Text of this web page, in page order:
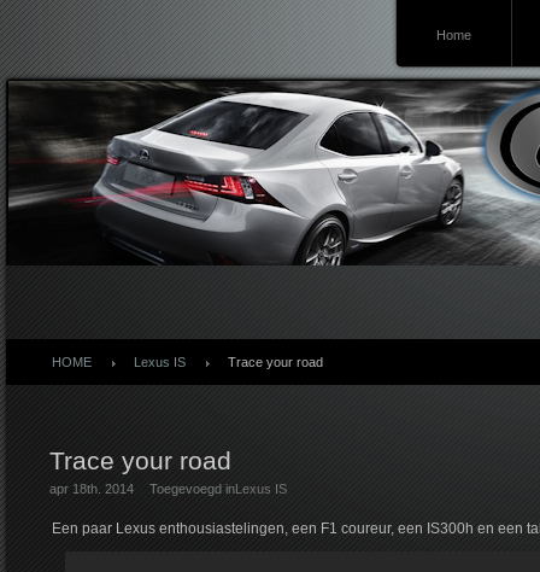
Home
HOME Lexus IS Trace your road
Trace your road
apr 18th. 2014 Toegevoegd inLexus IS
Een paar Lexus enthousiastelingen, een F1 coureur, een IS300h en een